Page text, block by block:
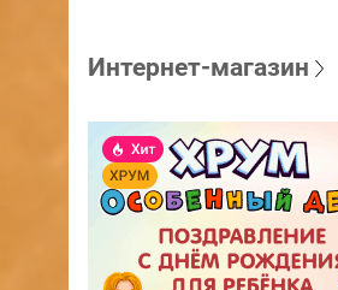
Интернет-магазин